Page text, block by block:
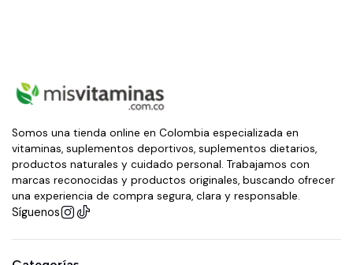
Somos una tienda online en Colombia especializada en
vitaminas, suplementos deportivos, suplementos dietarios,
productos naturales y cuidado personal. Trabajamos con
marcas reconocidas y productos originales, buscando ofrecer
una experiencia de compra segura, clara y responsable.
Síguenos